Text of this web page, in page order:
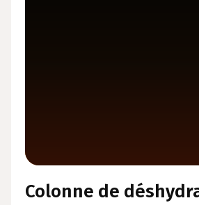
Colonne de